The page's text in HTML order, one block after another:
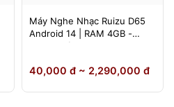
Máy Nghe Nhạc Ruizu D65
Android 14 | RAM 4GB -
64GB Chính Hãng
40,000 đ ~ 2,290,000 đ